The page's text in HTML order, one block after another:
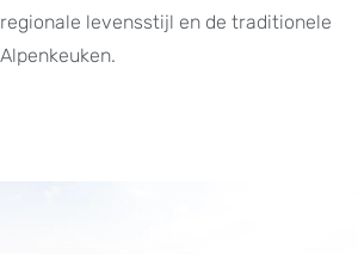
regionale levensstijl en de traditionele
Alpenkeuken.